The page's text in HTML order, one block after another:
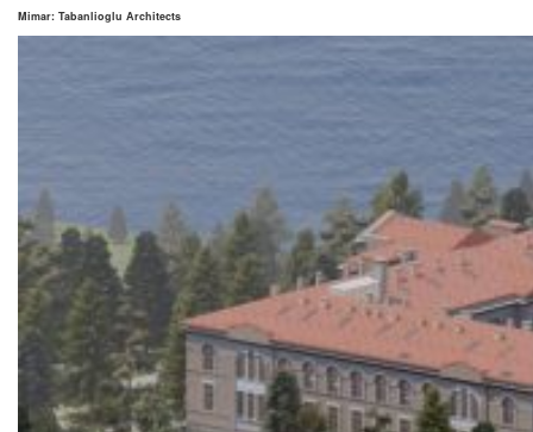
Mimar: Tabanlioglu Architects